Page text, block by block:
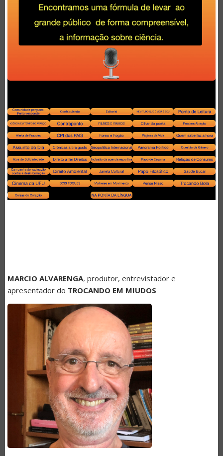
MARCIO ALVARENGA, produtor, entrevistador e
apresentador do TROCANDO EM MIUDOS